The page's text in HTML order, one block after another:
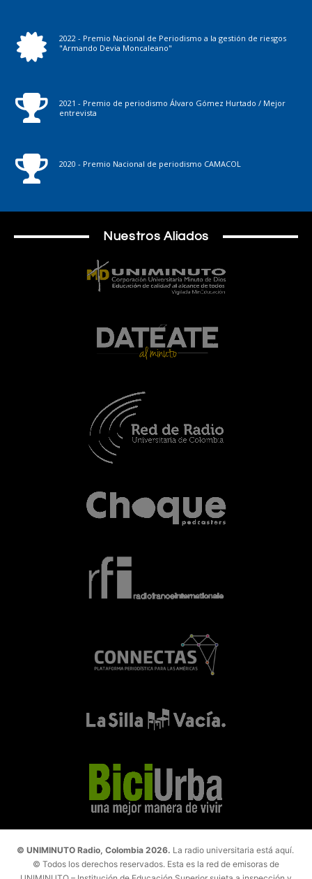
2022 - Premio Nacional de Periodismo a la gestión de riesgos
"Armando Devia Moncaleano"
2021 - Premio de periodismo Álvaro Gómez Hurtado / Mejor
entrevista
2020 - Premio Nacional de periodismo CAMACOL
Nuestros Aliados
© UNIMINUTO Radio, Colombia 2026. La radio universitaria está aquí.
© Todos los derechos reservados. Esta es la red de emisoras de